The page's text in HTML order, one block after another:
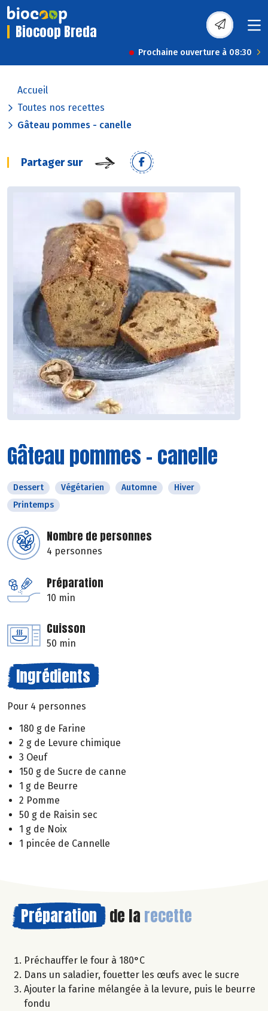
Biocoop Breda
Prochaine ouverture à 08:30
Accueil
Toutes nos recettes
Gâteau pommes - canelle
Partager sur
Gâteau pommes - canelle
Dessert Végétarien Automne
Hiver
Printemps
Nombre de personnes
4 personnes
Préparation
10 min
Cuisson
50 min
Ingrédients
Pour 4 personnes
180 g de Farine
2 g de Levure chimique
3 Oeuf
150 g de Sucre de canne
1 g de Beurre
2 Pomme
50 g de Raisin sec
1 g de Noix
1 pincée de Cannelle
Préparation de la recette
Préchauffer le four à 180°C
Dans un saladier, fouetter les œufs avec le sucre
Ajouter la farine mélangée à la levure, puis le beurre
fondu